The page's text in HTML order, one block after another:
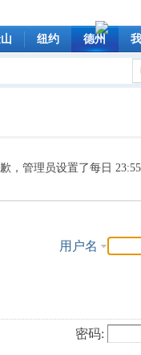
山 纽约 德州
，管理员设置了每日
用户名
密码: